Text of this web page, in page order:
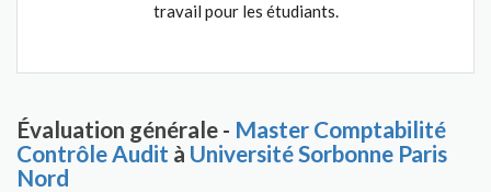
travail pour les étudiants.
Évaluation générale - Master Comptabilité
Contrôle Audit à Université Sorbonne Paris
Nord